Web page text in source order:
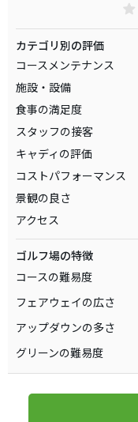
カテゴリ別の評価
コースメンテナンス
施設・設備
食事の満足度
スタッフの接客
キャディの評価
コストパフォーマンス
景観の良さ
アクセス
ゴルフ場の特徴
コースの難易度
フェアウェイの広さ
アップダウンの多さ
グリーンの難易度